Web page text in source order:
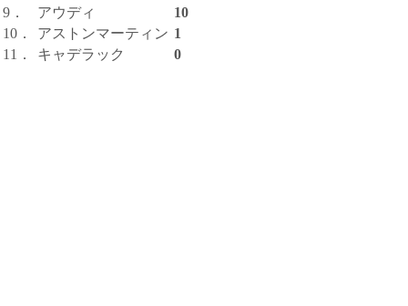
9．
アウディ
10
10．
アストンマーティン 1
11．
キャデラック 0